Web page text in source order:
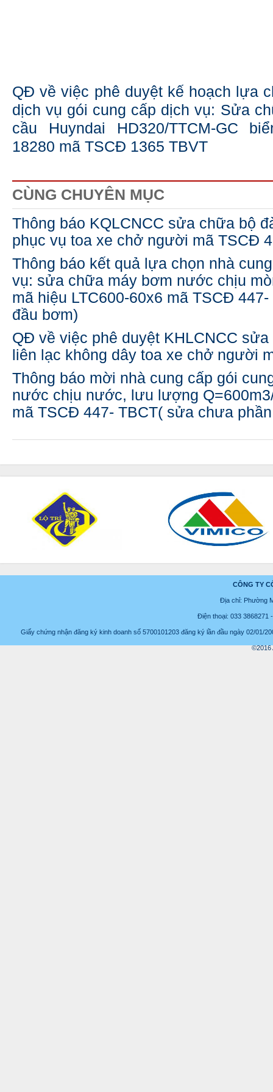
QĐ về việc phê duyệt kế hoạch lựa
dịch vụ gói cung cấp dịch vụ: Sửa
cầu Huyndai HD320/TTCM-GC
18280 mã TSCĐ 1365 TBVT
CÙNG CHUYÊN MỤC
Thông báo KQLCNCC sửa chữa bộ
phục vụ toa xe chở người mã TSCĐ
Thông báo kết quả lựa chọn nhà
vụ: sửa chữa máy bơm nước chịu
mã hiệu LTC600-60x6 mã TSCĐ
đầu bơm)
QĐ về việc phê duyệt KHLCNCC
liên lạc không dây toa xe chở người
Thông báo mời nhà cung cấp gói
nước chịu nước, lưu lượng
mã TSCĐ 447- TBCT( sửa chưa
CÔNG TY
Địa chỉ: Phường
Điện thoại: 033 3868271
Giấy chứng nhận đăng ký kinh doanh số 5700101203 đăng ký lần đầu ngày 02/01/
©2016